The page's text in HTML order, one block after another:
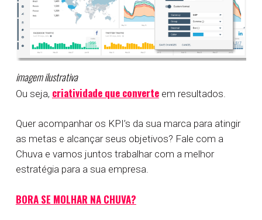
imagem ilustrativa
Ou seja, criatividade que converte em resultados.
Quer acompanhar os KPI’s da sua marca para atingir
as metas e alcançar seus objetivos? Fale com a
Chuva e vamos juntos trabalhar com a melhor
estratégia para a sua empresa.
BORA SE MOLHAR NA CHUVA?